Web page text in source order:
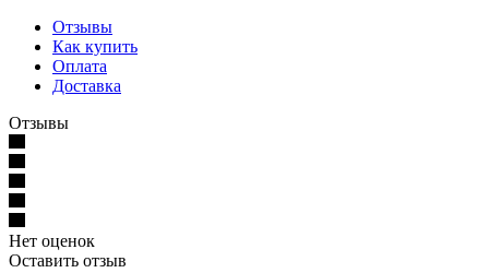
Отзывы
Как купить
Оплата
Доставка
Отзывы
Нет оценок
Оставить отзыв